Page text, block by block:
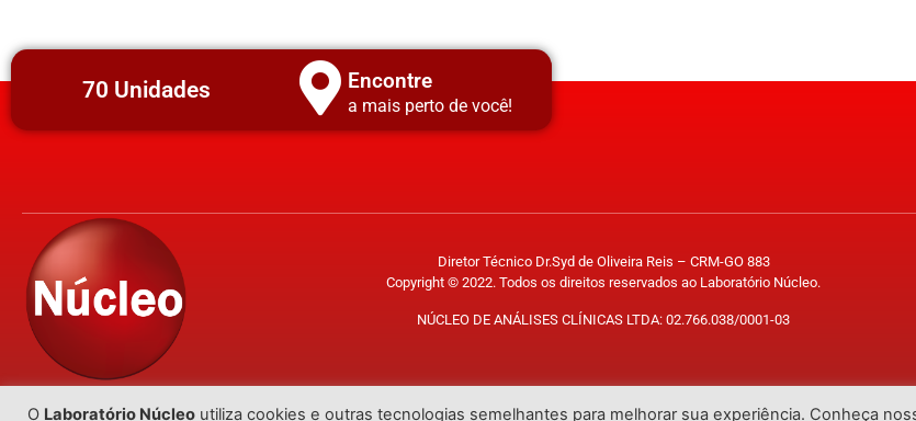
70 Unidades Encontre
a mais perto de você!
Diretor Técnico Dr.Syd de Oliveira Reis – CRM-GO 883
Copyright © 2022. Todos os direitos reservados ao Laboratório Núcleo.
NÚCLEO DE ANÁLISES CLÍNICAS LTDA: 02.766.038/0001-03
O Laboratório Núcleo utiliza cookies e outras tecnologias semelhantes para melhorar sua experiência. Conheça